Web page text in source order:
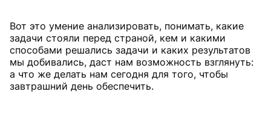
Вот это умение анализировать, понимать, какие
задачи стояли перед страной, кем и какими
способами решались задачи и каких результатов
мы добивались, даст нам возможность взглянуть:
а что же делать нам сегодня для того, чтобы
завтрашний день обеспечить.